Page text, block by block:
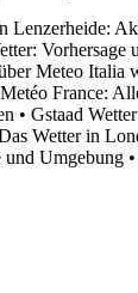
Lenzerheide:
Vorhersage
Meteo Italia
Metéo France:
• Gstaad
Wetter in
und Umgebung •